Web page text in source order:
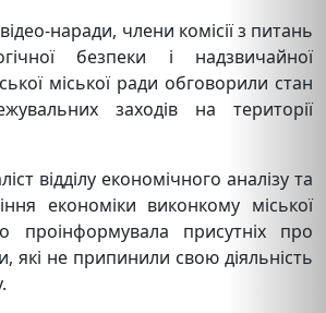
наради, члени комісії з питань
безпеки і надзвичайної
міської ради обговорили стан
заходів на території
відділу економічного аналізу та
економіки виконкому міської
проінформувала присутніх про
які не припинили свою діяльність